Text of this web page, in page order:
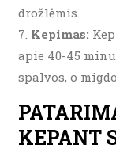
drožlėmis.
Kepimas:
apie 40-45
spalvos, o
KEPANT